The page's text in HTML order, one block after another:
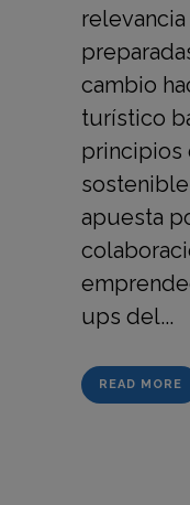
cambio
turístico
principios
apuesta
ups del...
READ MORE